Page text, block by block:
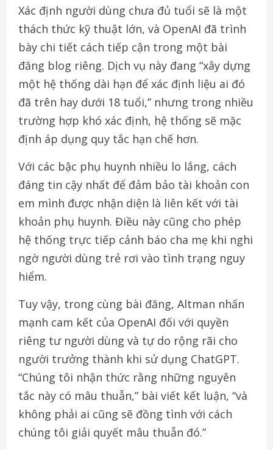
Xác định người dùng chưa đủ tuổi sẽ là một
thách thức kỹ thuật lớn, và OpenAI đã trình
bày chi tiết cách tiếp cận trong một bài
đăng blog riêng. Dịch vụ này đang “xây dựng
một hệ thống dài hạn để xác định liệu ai đó
đã trên hay dưới 18 tuổi,” nhưng trong nhiều
trường hợp khó xác định, hệ thống sẽ mặc
định áp dụng quy tắc hạn chế hơn.
Với các bậc phụ huynh nhiều lo lắng, cách
đáng tin cậy nhất để đảm bảo tài khoản con
em mình được nhận diện là liên kết với tài
khoản phụ huynh. Điều này cũng cho phép
hệ thống trực tiếp cảnh báo cha mẹ khi nghi
ngờ người dùng trẻ rơi vào tình trạng nguy
hiểm.
Tuy vậy, trong cùng bài đăng, Altman nhấn
mạnh cam kết của OpenAI đối với quyền
riêng tư người dùng và tự do rộng rãi cho
người trưởng thành khi sử dụng ChatGPT.
“Chúng tôi nhận thức rằng những nguyên
tắc này có mâu thuẫn,” bài viết kết luận, “và
không phải ai cũng sẽ đồng tình với cách
chúng tôi giải quyết mâu thuẫn đó.”